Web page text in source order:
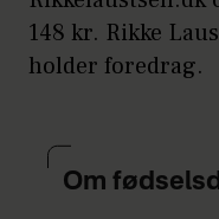
148 kr. Rikke
holder foredrag.
Om